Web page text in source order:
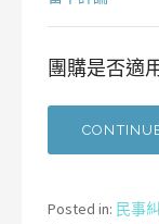
團購是否適
Posted in: 民事